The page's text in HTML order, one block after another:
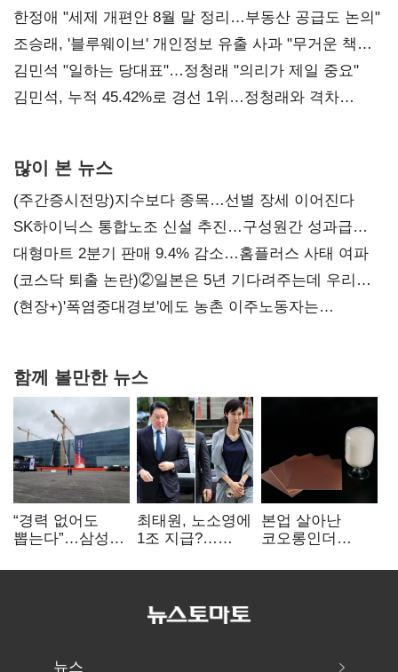
한정애 "세제 개편안 8월 말 정리…부동산 공급도 논의"
조승래, '블루웨이브' 개인정보 유출 사과 "무거운 책임
통감"
김민석 "일하는 당대표"…정청래 "의리가 제일 중요"
김민석, 누적 45.42%로 경선 1위…정청래와 격차
많이 본 뉴스
(주간증시전망)지수보다 종목…선별 장세 이어진다
SK하이닉스 통합노조 신설 추진…구성원간 성과급
불만 확산
대형마트 2분기 판매 9.4% 감소…홈플러스 사태 여파
(코스닥 퇴출 논란)②일본은 5년 기다려주는데 우리는
당장 퇴출?…시간만으론 부족한 코스닥 구하기
(현장+)'폭염중대경보'에도 농촌 이주노동자는
함께 볼만한 뉴스
“경력 없어도
뽑는다”…삼성
반도체 인재
최태원, 노소영에
1조 지급?…
본업 살아난
코오롱인더
배터리 소재로
뉴스